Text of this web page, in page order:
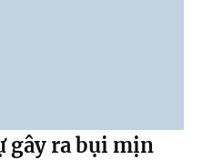
gây ra bụi mịn